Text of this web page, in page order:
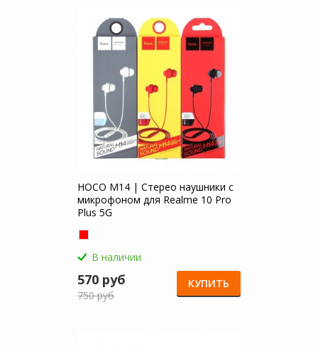
HOCO M14 | Стерео наушники с
микрофоном для Realme 10 Pro
Plus 5G
В наличии
570 руб
750 руб
КУПИТЬ